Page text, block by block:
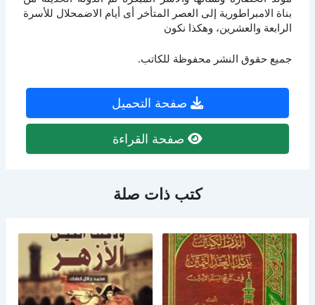
بناة الامبراطورية إلى العصر المتأخر أى أيام الاضمحلال للأسرة
الرابعة والعشرين، وهكذا نكون
جميع حقوق النشر محفوظة للكاتب.
صفحة التحميل
صفحة القراءة
كتب ذات صلة